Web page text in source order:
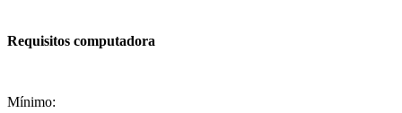
Requisitos computadora
Mínimo: